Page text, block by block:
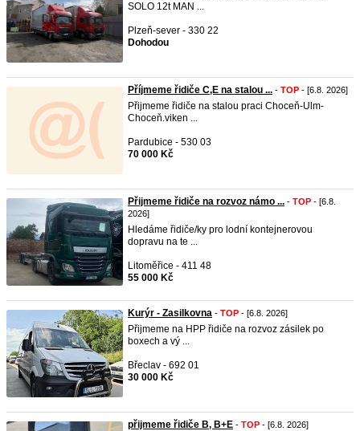
SOLO 12t MAN ...
Plzeň-sever - 330 22
Dohodou
Příjmeme řidiče C,E na stalou ... - TOP - [6.8. 2026]
Přijmeme řidiče na stalou praci Choceň-Ulm-
Choceň.viken ...
Pardubice - 530 03
70 000 Kč
Přijmeme řidiče na rozvoz námo ... - TOP - [6.8.
2026]
Hledáme řidiče/ky pro lodní kontejnerovou
dopravu na te ...
Litoměřice - 411 48
55 000 Kč
Kurýr - Zasilkovna - TOP - [6.8. 2026]
Přijmeme na HPP řidiče na rozvoz zásilek po
boxech a vý ...
Břeclav - 692 01
30 000 Kč
přijmeme řidiče B, B+E - TOP - [6.8. 2026]